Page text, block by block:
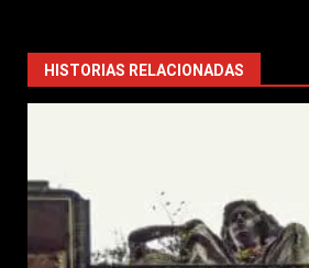
HISTORIAS RELACIONADAS